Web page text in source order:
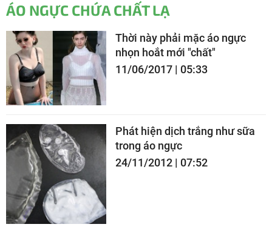
ÁO NGỰC CHỨA CHẤT LẠ
Thời này phải mặc áo ngực
nhọn hoắt mới "chất"
11/06/2017 | 05:33
Phát hiện dịch trắng như sữa
trong áo ngực
24/11/2012 | 07:52